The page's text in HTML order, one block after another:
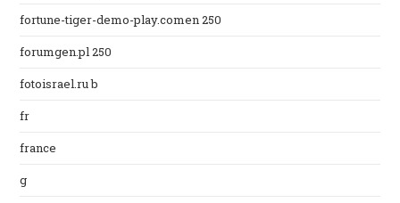
fortune-tiger-demo-play.comen 250
forumgen.pl 250
fotoisrael.ru b
fr
france
g